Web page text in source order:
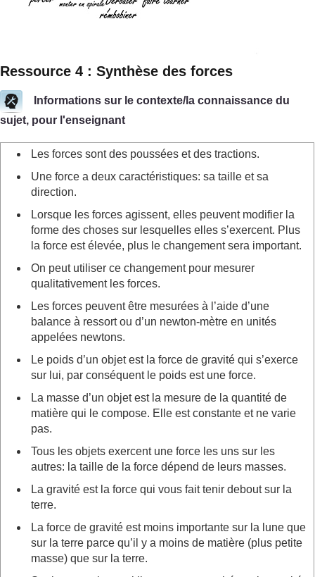
Ressource 4 : Synthèse des forces
Informations sur le contexte/la connaissance du
sujet, pour l'enseignant
Les forces sont des poussées et des tractions.
Une force a deux caractéristiques: sa taille et sa
direction.
Lorsque les forces agissent, elles peuvent modifier la
forme des choses sur lesquelles elles s’exercent. Plus
la force est élevée, plus le changement sera important.
On peut utiliser ce changement pour mesurer
qualitativement les forces.
Les forces peuvent être mesurées à l’aide d’une
balance à ressort ou d’un newton-mètre en unités
appelées newtons.
Le poids d’un objet est la force de gravité qui s’exerce
sur lui, par conséquent le poids est une force.
La masse d’un objet est la mesure de la quantité de
matière qui le compose. Elle est constante et ne varie
pas.
Tous les objets exercent une force les uns sur les
autres: la taille de la force dépend de leurs masses.
La gravité est la force qui vous fait tenir debout sur la
terre.
La force de gravité est moins importante sur la lune que
sur la terre parce qu’il y a moins de matière (plus petite
masse) que sur la terre.